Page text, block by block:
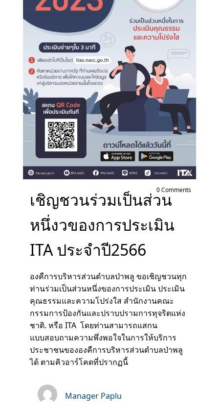
0 Comments
เชิญชวนร่วมเป็นส่วน
หนึ่งวของการประเมิน
ITA ประจำปี2566
องคืการบริหารส่วนตำบลป่าพลู ขอเชิญชวนทุก
ท่านร่วมเป็นส่วนหนึ่งของการประเมิน ประเมิน
คุณธรรมและความโปร่งใส สำนักงานคณะ
กรรมการป้องกันและปราบปรามการทุจริตแห่ง
ชาติ. หรือ ITA โดยท่านสามารถแสกน
แบบสอบถามความพึ่งพอใจในการให้บริการ
ประชาชนขององคืการบริหารส่วนตำบลป่าพลู
ได้ ตามคิวอาร์โคดที่ปรากฏนี้
Manager Paplu